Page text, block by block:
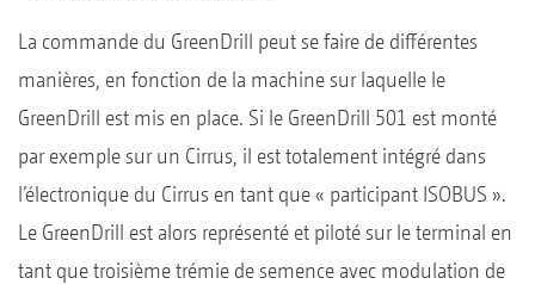
La commande du GreenDrill peut se faire de différentes
manières, en fonction de la machine sur laquelle le
GreenDrill est mis en place. Si le GreenDrill 501 est monté
par exemple sur un Cirrus, il est totalement intégré dans
l’électronique du Cirrus en tant que « participant ISOBUS ».
Le GreenDrill est alors représenté et piloté sur le terminal en
tant que troisième trémie de semence avec modulation de